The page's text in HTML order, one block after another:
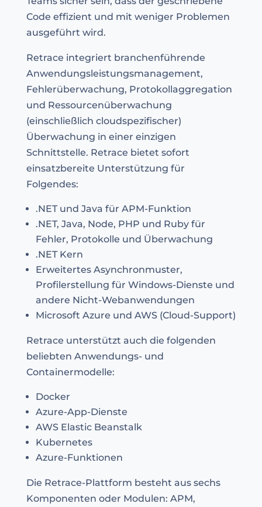
Code effizient und mit weniger Problemen
ausgeführt wird.
Retrace integriert branchenführende
Anwendungsleistungsmanagement,
Fehlerüberwachung, Protokollaggregation
und Ressourcenüberwachung
(einschließlich cloudspezifischer)
Überwachung in einer einzigen
Schnittstelle. Retrace bietet sofort
einsatzbereite Unterstützung für
Folgendes:
.NET und Java für APM-Funktion
.NET, Java, Node, PHP und Ruby für
Fehler, Protokolle und Überwachung
.NET Kern
Erweitertes Asynchronmuster,
Profilerstellung für Windows-Dienste und
andere Nicht-Webanwendungen
Microsoft Azure und AWS (Cloud-Support)
Retrace unterstützt auch die folgenden
beliebten Anwendungs- und
Containermodelle:
Docker
Azure-App-Dienste
AWS Elastic Beanstalk
Kubernetes
Azure-Funktionen
Die Retrace-Plattform besteht aus sechs
Komponenten oder Modulen: APM,